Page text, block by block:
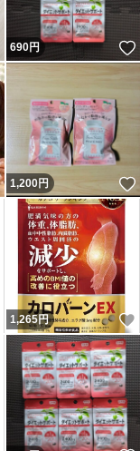
いいね！
690円
いいね！
1,200円
いいね！
1,265円